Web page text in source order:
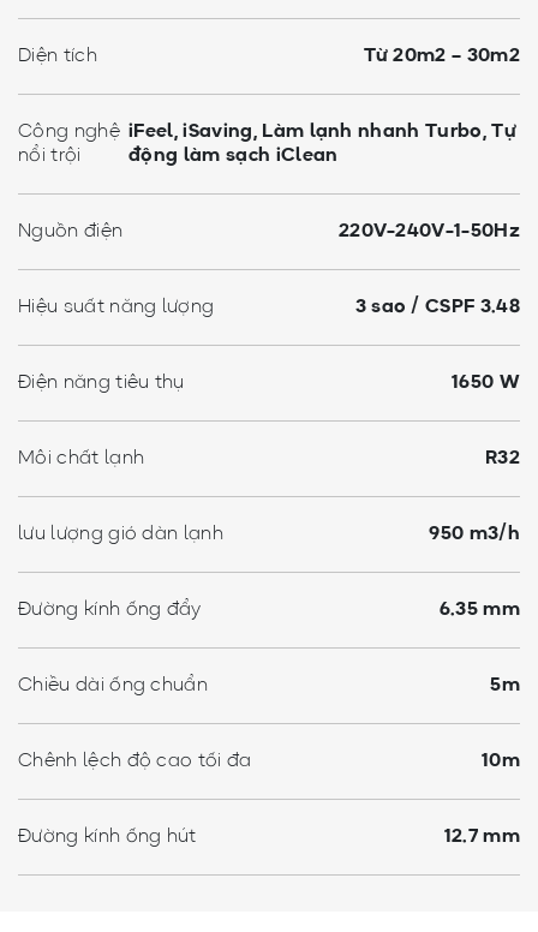
Diện tích Từ 20m2 – 30m2
Công nghệ
nổi trội
iFeel, iSaving, Làm lạnh nhanh Turbo, Tự
động làm sạch iClean
Nguồn điện 220V-240V-1-50Hz
Hiệu suất năng lượng 3 sao / CSPF 3.48
Điện năng tiêu thụ 1650 W
Môi chất lạnh R32
lưu lượng gió dàn lạnh 950 m3/h
Đường kính ống đẩy 6.35 mm
Chiều dài ống chuẩn 5m
Chênh lệch độ cao tối đa 10m
Đường kính ống hút 12.7 mm